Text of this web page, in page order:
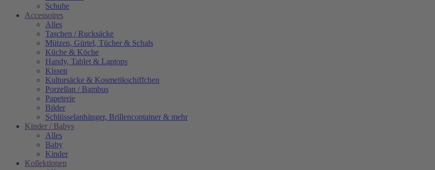
Schuhe
Accessoires
Alles
Taschen / Rucksäcke
Mützen, Gürtel, Tücher & Schals
Küche & Köche
Handy, Tablet & Laptops
Kissen
Kultursäcke & Kosmetikschiffchen
Porzellan / Bambus
Papeterie
Bilder
Schlüsselanhänger, Brillencontainer & mehr
Kinder / Babys
Alles
Baby
Kinder
Kollektionen